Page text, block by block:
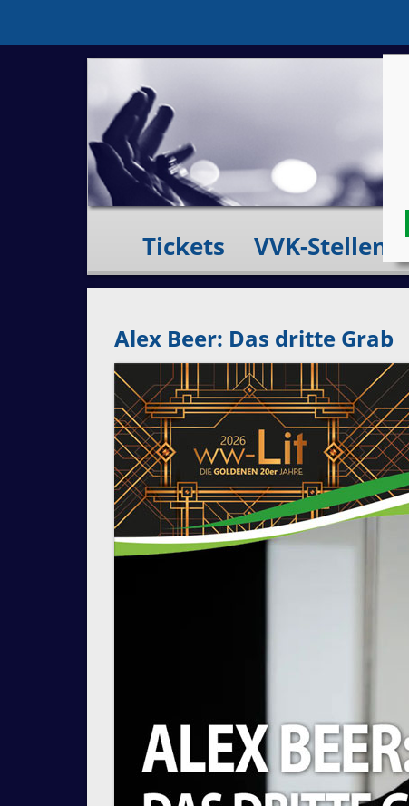
Tickets VVK-Stellen
Alex Beer: Das dritte Grab